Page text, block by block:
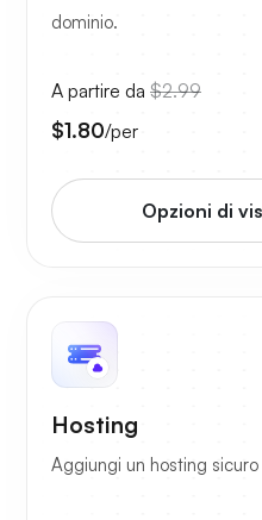
dominio.
A partire da $2.99
$1.80/per
Opzioni di
Hosting
Aggiungi un hosting